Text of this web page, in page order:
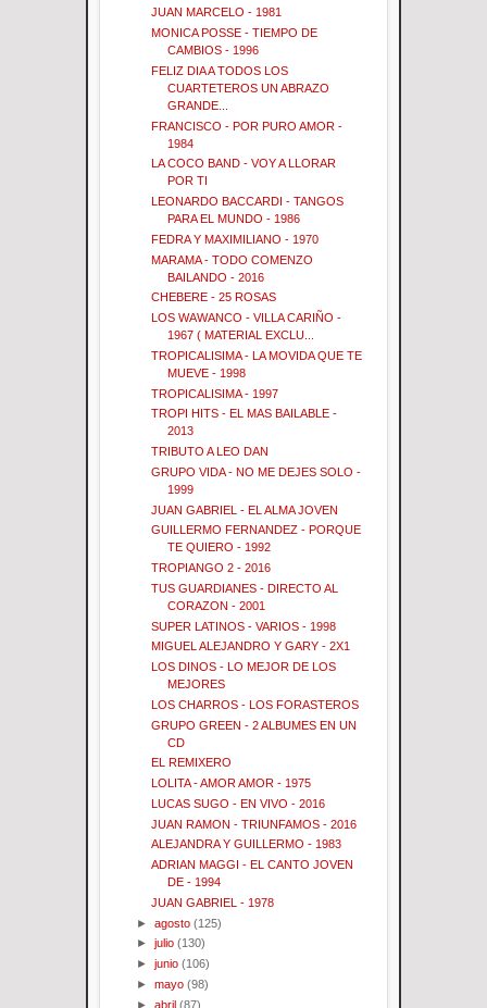
JUAN MARCELO - 1981
MONICA POSSE - TIEMPO DE
CAMBIOS - 1996
FELIZ DIA A TODOS LOS
CUARTETEROS UN ABRAZO
GRANDE...
FRANCISCO - POR PURO AMOR -
1984
LA COCO BAND - VOY A LLORAR
POR TI
LEONARDO BACCARDI - TANGOS
PARA EL MUNDO - 1986
FEDRA Y MAXIMILIANO - 1970
MARAMA - TODO COMENZO
BAILANDO - 2016
CHEBERE - 25 ROSAS
LOS WAWANCO - VILLA CARIÑO -
1967 ( MATERIAL EXCLU...
TROPICALISIMA - LA MOVIDA QUE TE
MUEVE - 1998
TROPICALISIMA - 1997
TROPI HITS - EL MAS BAILABLE -
2013
TRIBUTO A LEO DAN
GRUPO VIDA - NO ME DEJES SOLO -
1999
JUAN GABRIEL - EL ALMA JOVEN
GUILLERMO FERNANDEZ - PORQUE
TE QUIERO - 1992
TROPIANGO 2 - 2016
TUS GUARDIANES - DIRECTO AL
CORAZON - 2001
SUPER LATINOS - VARIOS - 1998
MIGUEL ALEJANDRO Y GARY - 2X1
LOS DINOS - LO MEJOR DE LOS
MEJORES
LOS CHARROS - LOS FORASTEROS
GRUPO GREEN - 2 ALBUMES EN UN
CD
EL REMIXERO
LOLITA - AMOR AMOR - 1975
LUCAS SUGO - EN VIVO - 2016
JUAN RAMON - TRIUNFAMOS - 2016
ALEJANDRA Y GUILLERMO - 1983
ADRIAN MAGGI - EL CANTO JOVEN
DE - 1994
JUAN GABRIEL - 1978
►agosto (125)
►julio (130)
►junio (106)
►mayo (98)
►abril (87)